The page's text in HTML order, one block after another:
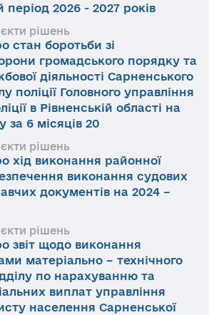
період 2026 - 2027 років
рішень
стан боротьби зі
громадського порядку та
діяльності Сарненського
поліції Головного управління
в Рівненській області на
за 6 місяців 20
рішень
хід виконання районної
виконання судових
документів на 2024 –
рішень
звіт щодо виконання
матеріально – технічного
по нарахуванню та
виплат управління
населення Сарненської